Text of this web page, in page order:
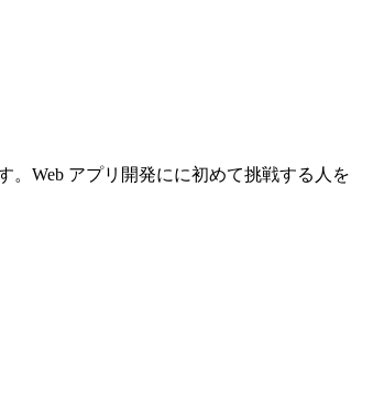
。Web アプリ開発にに初めて挑戦する人を